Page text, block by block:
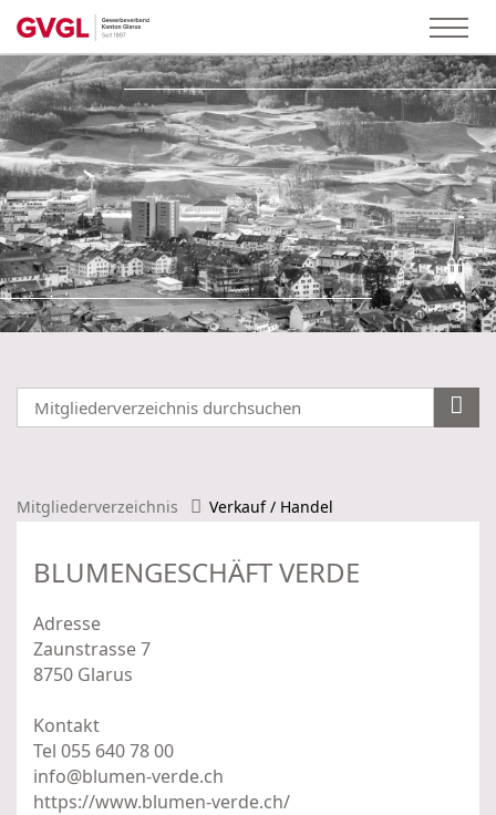
Mitgliederverzeichnis Verkauf / Handel
BLUMENGESCHÄFT VERDE
Adresse
Zaunstrasse 7
8750 Glarus
Kontakt
Tel 055 640 78 00
info@blumen-verde.ch
https://www.blumen-verde.ch/